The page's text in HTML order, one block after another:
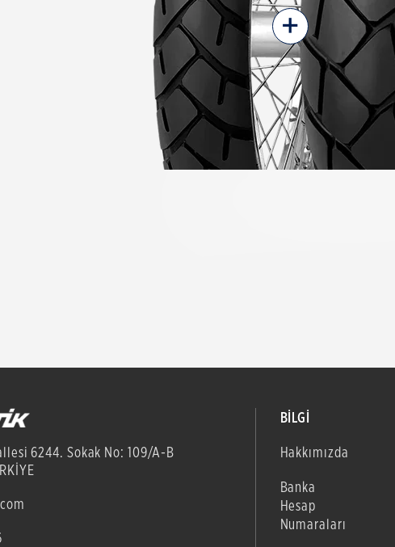
+
6244. Sokak No: 109/A-B
BİLGİ
Hakkımızda
Banka
Hesap
Numaraları